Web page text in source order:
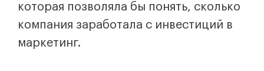
которая позволяла бы понять, сколько
компания заработала с инвестиций в
маркетинг.